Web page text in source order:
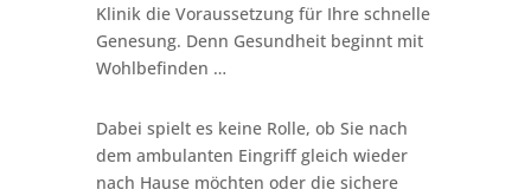
Klinik die Voraussetzung für Ihre schnelle
Genesung. Denn Gesundheit beginnt mit
Wohlbefinden …
Dabei spielt es keine Rolle, ob Sie nach
dem ambulanten Eingriff gleich wieder
nach Hause möchten oder die sichere